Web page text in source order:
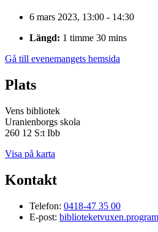
6 mars 2023, 13:00 - 14:30
Längd: 1 timme 30 mins
Gå till evenemangets hemsida
Plats
Vens bibliotek
Uranienborgs skola
260 12 S:t Ibb
Visa på karta
Kontakt
Telefon: 0418-47 35 00
E-post: